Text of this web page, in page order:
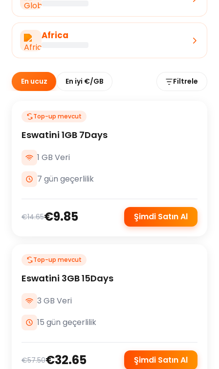
Africa
En ucuz En iyi €/GB Filtrele
Top-up mevcut
Eswatini 1GB 7Days
1 GB Veri
7 gün geçerlilik
€14.65€9.85 Şimdi Satın Al
Top-up mevcut
Eswatini 3GB 15Days
3 GB Veri
15 gün geçerlilik
€57.50€32.65 Şimdi Satın Al